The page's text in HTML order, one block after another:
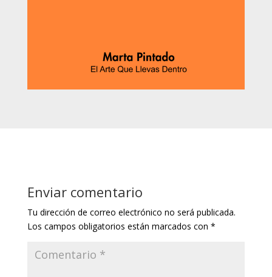
Enviar comentario
Tu dirección de correo electrónico no será publicada.
Los campos obligatorios están marcados con *